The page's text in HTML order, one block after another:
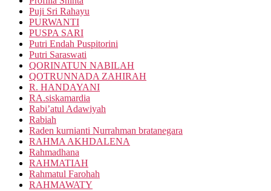
Puji Sri Rahayu
PURWANTI
PUSPA SARI
Putri Endah Puspitorini
Putri Saraswati
QORINATUN NABILAH
QOTRUNNADA ZAHIRAH
R. HANDAYANI
RA.siskamardia
Rabi’atul Adawiyah
Rabiah
Raden kurnianti Nurrahman bratanegara
RAHMA AKHDALENA
Rahmadhana
RAHMATIAH
Rahmatul Farohah
RAHMAWATY